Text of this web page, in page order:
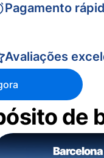
Pagamento
Avaliações
de
Barcelona